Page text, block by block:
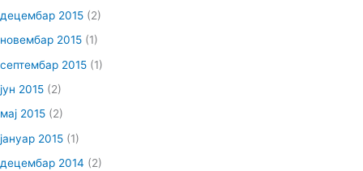
децембар 2015 (2)
новембар 2015 (1)
септембар 2015 (1)
јун 2015 (2)
мај 2015 (2)
јануар 2015 (1)
децембар 2014 (2)